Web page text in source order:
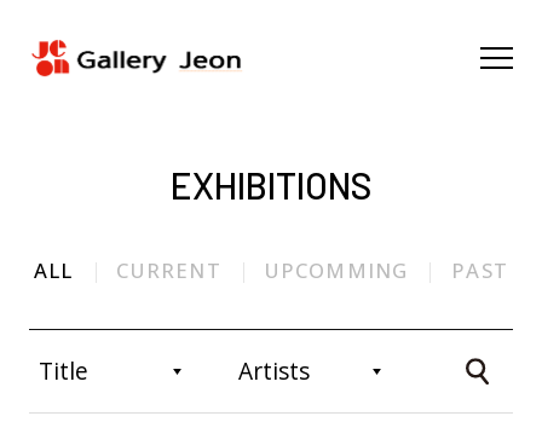
EXHIBITIONS
ALL CURRENT UPCOMMING PAST